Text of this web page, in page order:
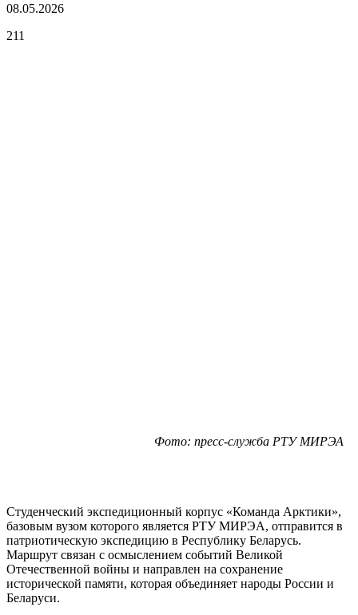
08.05.2026
211
Фото: пресс-служба РТУ МИРЭА
Студенческий экспедиционный корпус «Команда Арктики»,
базовым вузом которого является РТУ МИРЭА, отправится в
патриотическую экспедицию в Республику Беларусь.
Маршрут связан с осмыслением событий Великой
Отечественной войны и направлен на сохранение
исторической памяти, которая объединяет народы России и
Беларуси.